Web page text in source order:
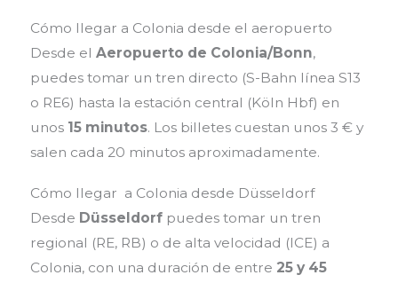
Cómo llegar a Colonia desde el aeropuerto
Desde el Aeropuerto de Colonia/Bonn,
puedes tomar un tren directo (S-Bahn línea S13
o RE6) hasta la estación central (Köln Hbf) en
unos 15 minutos. Los billetes cuestan unos 3 € y
salen cada 20 minutos aproximadamente.
Cómo llegar a Colonia desde Düsseldorf
Desde Düsseldorfpuedes tomar un tren
regional (RE, RB) o de alta velocidad (ICE) a
Colonia, con una duración de entre 25 y 45